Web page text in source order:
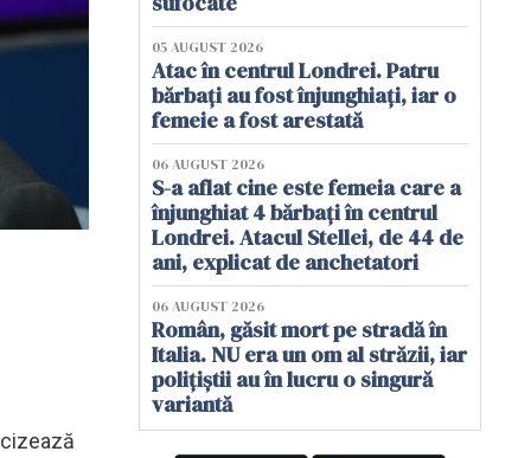
05 AUGUST 2026
Atac în centrul Londrei. Patru
bărbați au fost înjunghiați, iar o
femeie a fost arestată
06 AUGUST 2026
S-a aflat cine este femeia care a
înjunghiat 4 bărbați în centrul
Londrei. Atacul Stellei, de 44 de
ani, explicat de anchetatori
06 AUGUST 2026
Român, găsit mort pe stradă în
Italia. NU era un om al străzii, iar
polițiștii au în lucru o singură
variantă